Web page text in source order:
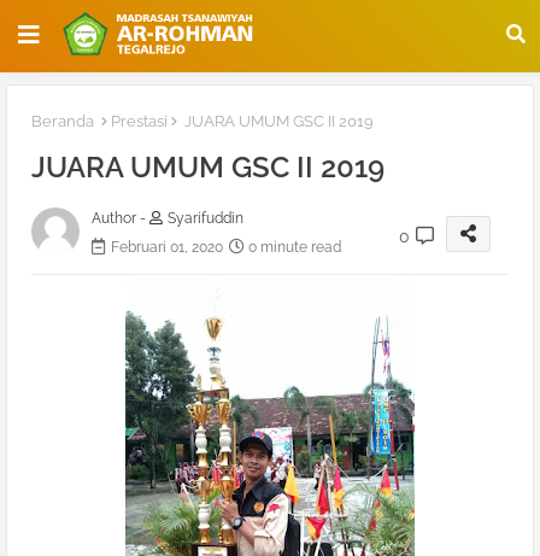
Beranda Prestasi JUARA UMUM GSC II 2019
JUARA UMUM GSC II 2019
Author -
Syarifuddin
Februari 01, 2020
0 minute read
0